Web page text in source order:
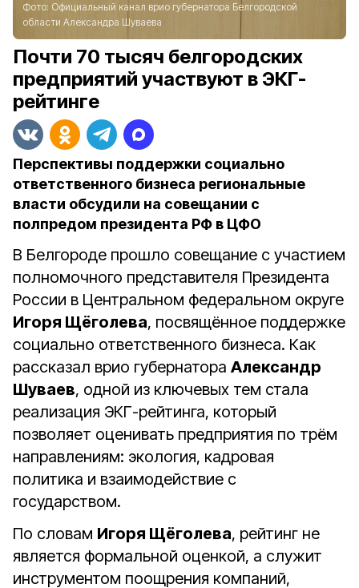
Фото: Официальный канал врио губернатора Белгородской
области Александра Шуваева
Почти 70 тысяч белгородских
предприятий участвуют в ЭКГ-
рейтинге
Перспективы поддержки социально
ответственного бизнеса региональные
власти обсудили на совещании с
полпредом президента РФ в ЦФО
В Белгороде прошло совещание с участием
полномочного представителя Президента
России в Центральном федеральном округе
Игоря Щёголева, посвящённое поддержке
социально ответственного бизнеса. Как
рассказал врио губернатора Александр
Шуваев, одной из ключевых тем стала
реализация ЭКГ-рейтинга, который
позволяет оценивать предприятия по трём
направлениям: экология, кадровая
политика и взаимодействие с
государством.
По словам Игоря Щёголева, рейтинг не
является формальной оценкой, а служит
инструментом поощрения компаний,